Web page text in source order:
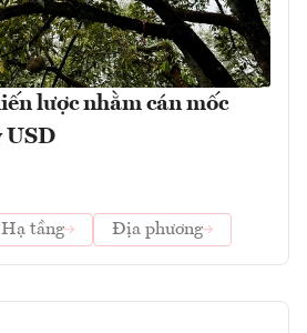
lược nhằm cán mốc
USD
Hạ tầng Địa phương